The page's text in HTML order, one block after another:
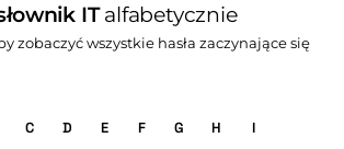
ITalfabetycznie
zobaczyć wszystkie hasła zaczynające się
C D E F G H
I